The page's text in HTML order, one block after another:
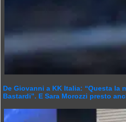
De Giovanni a KK Italia: “Questa la
Bastardi”. E Sara Morozzi presto